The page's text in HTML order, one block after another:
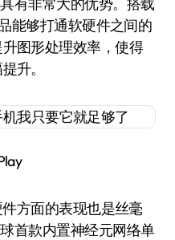
能够打通软硬件之间的
图形处理效率，使得
升。
方面的表现也是丝毫
首款内置神经元网络单